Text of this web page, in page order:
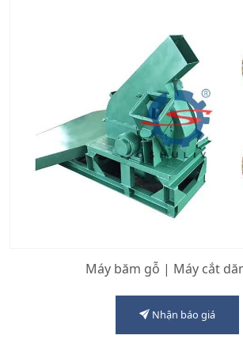
Máy băm gỗ | Máy cắt
Nhận báo giá